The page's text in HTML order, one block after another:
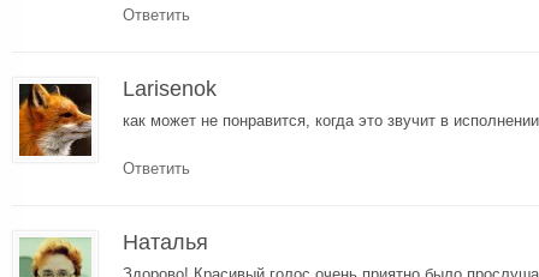
Ответить
Larisenok
как может не понравится, когда это звучит в
Ответить
Наталья